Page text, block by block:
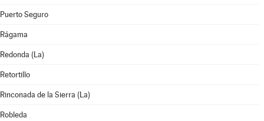
Puerto Seguro
Rágama
Redonda (La)
Retortillo
Rinconada de la Sierra (La)
Robleda